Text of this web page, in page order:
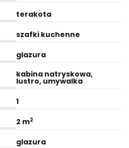
terakota
szafki kuchenne
glazura
kabina natryskowa,
lustro, umywalka
1
2 m2
glazura